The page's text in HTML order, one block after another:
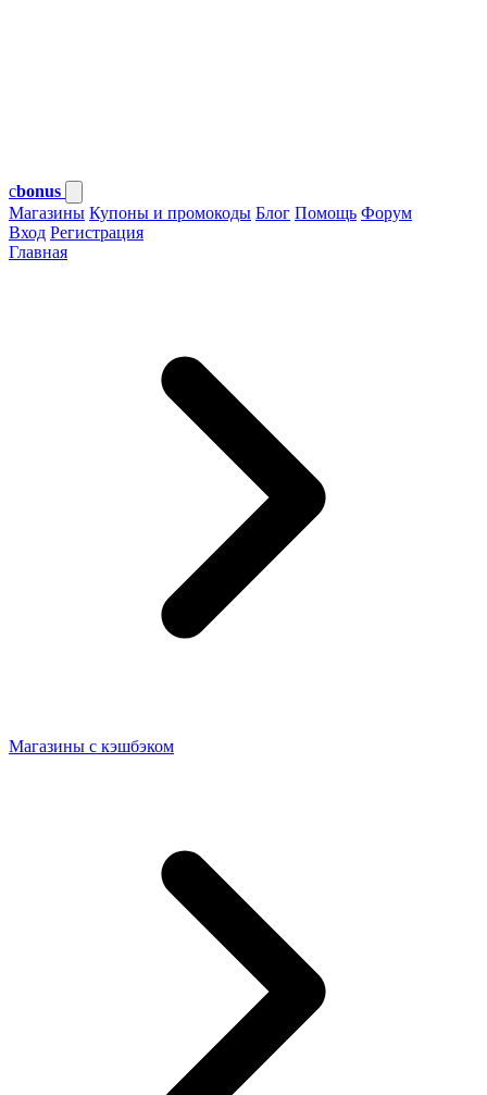
cbonus
Магазины Купоны и промокоды Блог Помощь Форум
Вход Регистрация
Главная
Магазины с кэшбэком